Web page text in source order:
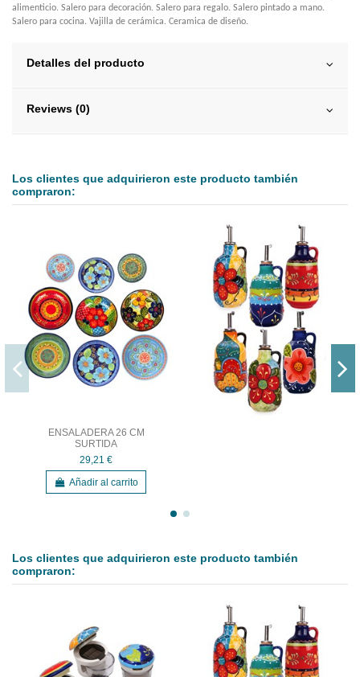
alimenticio. Salero para decoración. Salero para regalo. Salero pintado a mano.
Salero para cocina. Vajilla de cerámica. Ceramica de diseño.
Detalles del producto
Reviews (0)
Los clientes que adquirieron este producto también
compraron:
ENSALADERA 26 CM
SURTIDA
29,21 €
Añadir al carrito
Los clientes que adquirieron este producto también
compraron: